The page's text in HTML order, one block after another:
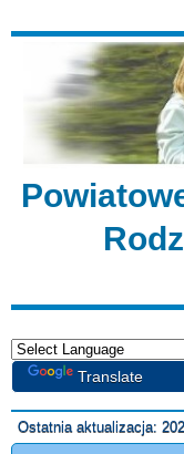
Translate
Ostatnia aktualizacja: